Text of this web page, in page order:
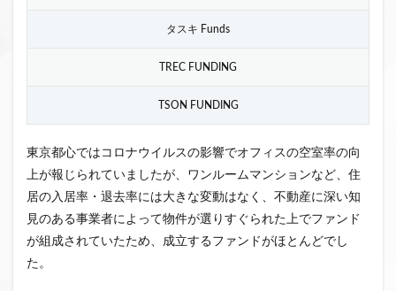
タスキ Funds
TREC FUNDING
TSON FUNDING
東京都心ではコロナウイルスの影響でオフィスの空室率の向
上が報じられていましたが、ワンルームマンションなど、住
居の入居率・退去率には大きな変動はなく、不動産に深い知
見のある事業者によって物件が選りすぐられた上でファンド
が組成されていたため、成立するファンドがほとんどでし
た。